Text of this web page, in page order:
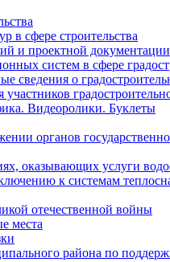
в сфере строительства
и проектной документации
систем в сфере
сведения о
Видеоролики. Буклеты
органов
оказывающих услуги
к системам
отечественной войны
места
района по